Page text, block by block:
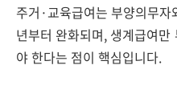
주거·교육급여는 부양의무
년부터 완화되며, 생계급여
야 한다는 점이 핵심입니다.